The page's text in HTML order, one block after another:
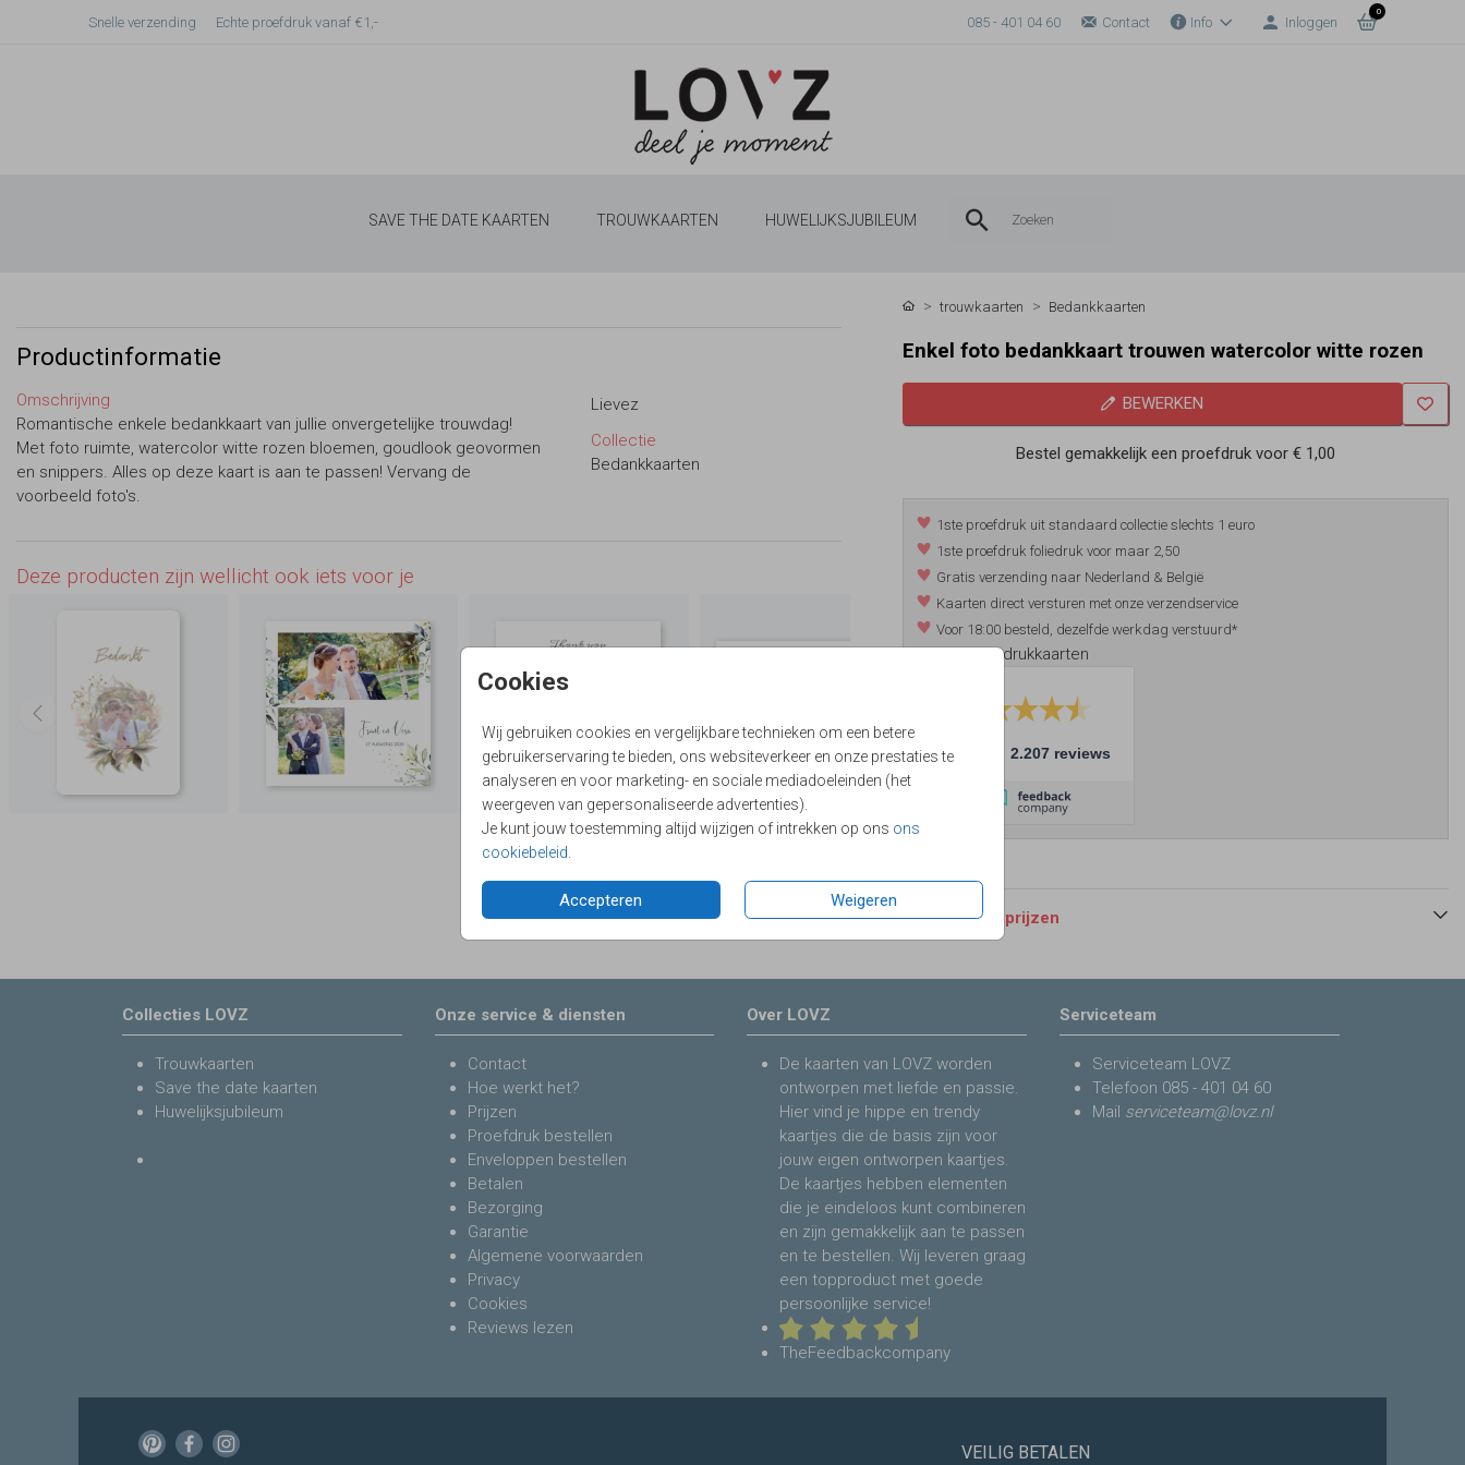
Snelle verzending Echte proefdruk vanaf €1,- 085 - 401 04 60 Contact Info Inloggen
0
SAVE THE DATE KAARTEN TROUWKAARTEN HUWELIJKSJUBILEUM
Cookies
Wij gebruiken cookies en vergelijkbare technieken om een betere
gebruikerservaring te bieden, ons websiteverkeer en onze prestaties te
analyseren en voor marketing- en sociale mediadoeleinden (het
weergeven van gepersonaliseerde advertenties).
Je kunt jouw toestemming altijd wijzigen of intrekken op ons ons
cookiebeleid
Accepteren Weigeren
Productinformatie
Omschrijving
Romantische enkele bedankkaart van jullie onvergetelijke trouwdag!
Met foto ruimte, watercolor witte rozen bloemen, goudlook geovormen
en snippers. Alles op deze kaart is aan te passen! Vervang de
voorbeeld foto's.
Lievez
Collectie
Bedankkaarten
Deze producten zijn wellicht ook iets voor je
trouwkaarten Bedankkaarten
Enkel foto bedankkaart trouwen watercolor witte rozen
BEWERKEN
Bestel gemakkelijk een proefdruk voor€ 1,00
1ste proefdruk uit standaard collectie slechts 1 euro
1ste proefdruk foliedruk voor maar 2,50
Gratis verzending naar Nederland & België
Kaarten direct versturen met onze verzendservice
Voor 18:00 besteld, dezelfde werkdag verstuurd*
*m.u.v. foliedrukkaarten
9.4 2.207 reviews
Formaten en prijzen
Collecties LOVZ
Trouwkaarten
Save the date kaarten
Huwelijksjubileum
Onze service & diensten
Contact
Hoe werkt het?
Prijzen
Proefdruk bestellen
Enveloppen bestellen
Betalen
Bezorging
Garantie
Algemene voorwaarden
Privacy
Cookies
Reviews lezen
Over LOVZ
De kaarten van LOVZ worden
ontworpen met liefde en passie.
Hier vind je hippe en trendy
kaartjes die de basis zijn voor
jouw eigen ontworpen kaartjes.
De kaartjes hebben elementen
die je eindeloos kunt combineren
en zijn gemakkelijk aan te passen
en te bestellen. Wij leveren graag
een topproduct met goede
persoonlijke service!
TheFeedbackcompany
Serviceteam
Serviceteam LOVZ
Telefoon 085 - 401 04 60
Mail serviceteam@lovz.nl
VEILIG BETALEN